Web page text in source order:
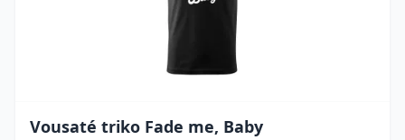
Vousaté triko Fade me, Baby